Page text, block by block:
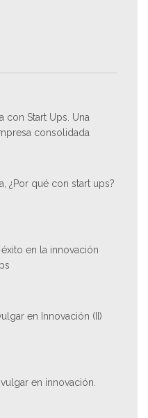
con Start Ups. Una
consolidada
¿Por qué con start ups?
en la innovación
en Innovación (II)
en innovación.